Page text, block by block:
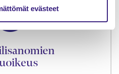
evästeet